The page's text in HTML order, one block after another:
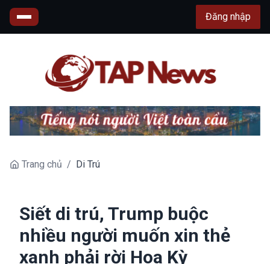
Đăng nhập
Trang chủ / Di Trú
Siết di trú, Trump buộc
nhiều người muốn xin thẻ
xanh phải rời Hoa Kỳ